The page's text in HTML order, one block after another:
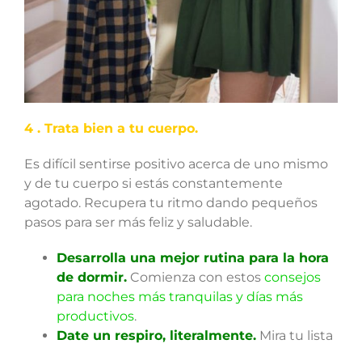
4 . Trata bien a tu cuerpo.
Es difícil sentirse positivo acerca de uno mismo
y de tu cuerpo si estás constantemente
agotado. Recupera tu ritmo dando pequeños
pasos para ser más feliz y saludable.
Desarrolla una mejor rutina para la hora
de dormir. Comienza con estos consejos
para noches más tranquilas y días más
productivos.
Date un respiro, literalmente. Mira tu lista